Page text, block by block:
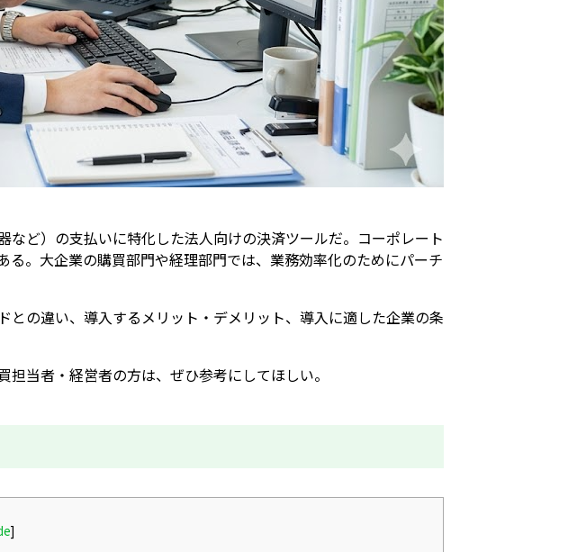
ど）の支払いに特化した法人向けの決済ツールだ。コーポレート
。大企業の購買部門や経理部門では、業務効率化のためにパーチ
の違い、導入するメリット・デメリット、導入に適した企業の条
当者・経営者の方は、ぜひ参考にしてほしい。
]